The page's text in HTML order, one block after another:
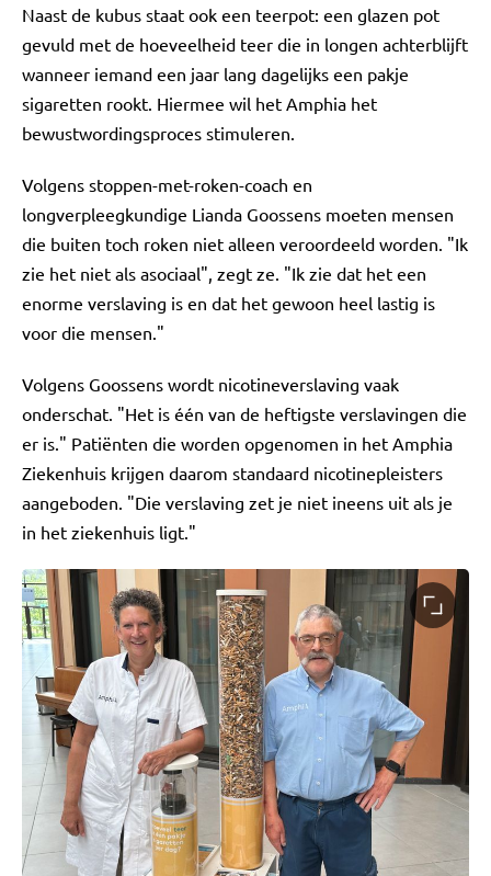
Naast de kubus staat ook een teerpot: een glazen pot
gevuld met de hoeveelheid teer die in longen achterblijft
wanneer iemand een jaar lang dagelijks een pakje
sigaretten rookt. Hiermee wil het Amphia het
bewustwordingsproces stimuleren.
Volgens stoppen-met-roken-coach en
longverpleegkundige Lianda Goossens moeten mensen
die buiten toch roken niet alleen veroordeeld worden. "Ik
zie het niet als asociaal", zegt ze. "Ik zie dat het een
enorme verslaving is en dat het gewoon heel lastig is
voor die mensen."
Volgens Goossens wordt nicotineverslaving vaak
onderschat. "Het is één van de heftigste verslavingen die
er is." Patiënten die worden opgenomen in het Amphia
Ziekenhuis krijgen daarom standaard nicotinepleisters
aangeboden. "Die verslaving zet je niet ineens uit als je
in het ziekenhuis ligt."